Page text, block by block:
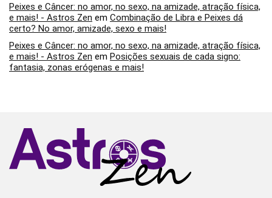
Peixes e Câncer: no amor, no sexo, na amizade, atração física,
e mais! - Astros Zen em Combinação de Libra e Peixes dá
certo? No amor, amizade, sexo e mais!
Peixes e Câncer: no amor, no sexo, na amizade, atração física,
e mais! - Astros Zen em Posições sexuais de cada signo:
fantasia, zonas erógenas e mais!